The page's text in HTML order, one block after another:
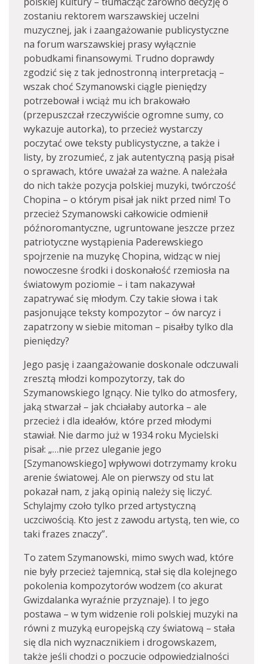
zostaniu rektorem warszawskiej uczelni
muzycznej, jak i zaangażowanie publicystyczne
na forum warszawskiej prasy wyłącznie
pobudkami finansowymi. Trudno doprawdy
zgodzić się z tak jednostronną interpretacją –
wszak choć Szymanowski ciągle pieniędzy
potrzebował i wciąż mu ich brakowało
(przepuszczał rzeczywiście ogromne sumy, co
wykazuje autorka), to przecież wystarczy
poczytać owe teksty publicystyczne, a także i
listy, by zrozumieć, z jak autentyczną pasją pisał
o sprawach, które uważał za ważne. A należała
do nich także pozycja polskiej muzyki, twórczość
Chopina – o którym pisał jak nikt przed nim! To
przecież Szymanowski całkowicie odmienił
późnoromantyczne, ugruntowane jeszcze przez
patriotyczne wystąpienia Paderewskiego
spojrzenie na muzykę Chopina, widząc w niej
nowoczesne środki i doskonałość rzemiosła na
światowym poziomie – i tam nakazywał
zapatrywać się młodym. Czy takie słowa i tak
pasjonujące teksty kompozytor – ów narcyz i
zapatrzony w siebie mitoman – pisałby tylko dla
pieniędzy?
Jego pasję i zaangażowanie doskonale odczuwali
zresztą młodzi kompozytorzy, tak do
Szymanowskiego lgnący. Nie tylko do atmosfery,
jaką stwarzał – jak chciałaby autorka – ale
przecież i dla ideałów, które przed młodymi
stawiał. Nie darmo już w 1934 roku Mycielski
pisał: „…nie przez uleganie jego
[Szymanowskiego] wpływowi dotrzymamy kroku
arenie światowej. Ale on pierwszy od stu lat
pokazał nam, z jaką opinią należy się liczyć.
Schylajmy czoło tylko przed artystyczną
uczciwością. Kto jest z zawodu artystą, ten wie, co
taki frazes znaczy”.
To zatem Szymanowski, mimo swych wad, które
nie były przecież tajemnicą, stał się dla kolejnego
pokolenia kompozytorów wodzem (co akurat
Gwizdalanka wyraźnie przyznaje). I to jego
postawa – w tym widzenie roli polskiej muzyki na
równi z muzyką europejską czy światową – stała
się dla nich wyznacznikiem i drogowskazem,
także jeśli chodzi o poczucie odpowiedzialności